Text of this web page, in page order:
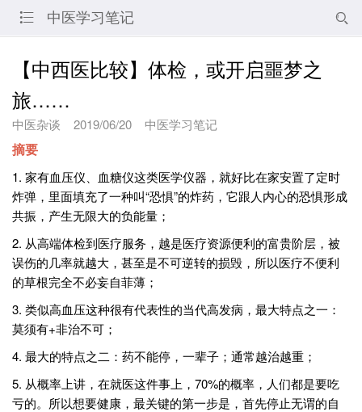
 中医学习笔记 
【中西医比较】体检，或开启噩梦之
旅……
中医杂谈 2019/06/20 中医学习笔记
摘要
1. 家有血压仪、血糖仪这类医学仪器，就好比在家安置了定时
炸弹，里面填充了一种叫“恐惧”的炸药，它跟人内心的恐惧形成
共振，产生无限大的负能量；
2. 从高端体检到医疗服务，越是医疗资源便利的富贵阶层，被
误伤的几率就越大，甚至是不可逆转的损毁，所以医疗不便利
的草根完全不必妄自菲薄；
3. 类似高血压这种很有代表性的当代高发病，最大特点之一：
莫须有+非治不可；
4. 最大的特点之二：药不能停，一辈子；通常越治越重；
5. 从概率上讲，在就医这件事上，70%的概率，人们都是要吃
亏的。所以想要健康，最关键的第一步是，首先停止无谓的自